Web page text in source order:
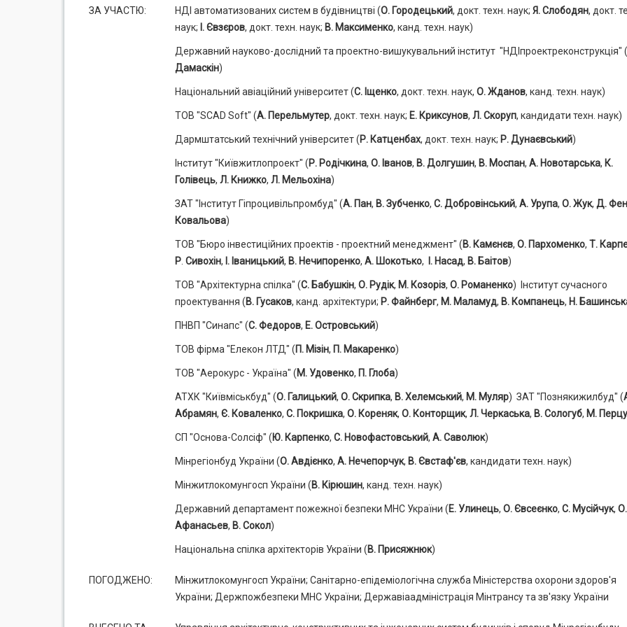
ЗА УЧАСТЮ: НДІ автоматизованих систем в будівництві (О. Городецький, докт. техн. наук; Я. Слободян, докт.
наук; І. Євзєров, докт. техн. наук; В. Максименко, канд. техн. наук)
Державний науково-дослідний та проектно-вишукувальний інститут "НДІпроектреконструкція" (
Дамаскін)
Національний авіаційний університет (С. Іщенко, докт. техн. наук, О. Жданов, канд. техн. наук)
ТОВ "SCAD Soft" (А. Перельмутер, докт. техн. наук; Е. Криксунов, Л. Скоруп, кандидати техн. наук)
Дармштатський технічний університет (Р. Катценбах, докт. техн. наук; Р. Дунаєвський)
Інститут "Київжитлопроект" (Р. Родічкина, О. Іванов, В. Долгушин, В. Моспан, А. Новотарська, К.
Голівець, Л. Книжко, Л. Мельохіна)
ЗАТ "Інститут Гіпроцивільпромбуд" (А. Пан, В. Зубченко, С. Добровінський, А. Урупа, О. Жук, Д.
Ковальова)
ТОВ "Бюро інвестиційних проектів - проектний менеджмент" (В. Камєнєв, О. Пархоменко, Т.
Р Сивохін, І. Іваницький, В. Нечипоренко, А. Шокотько, І. Насад, В. Баітов)
ТОВ "Архітектурна спілка" (С. Бабушкін, О. Рудік, М. Козоріз, О. Романенко) Інститут сучасного
проектування (В. Гусаков, канд. архітектури; Р. Файнберг, М. Маламуд, В. Компанець, Н.
ПНВП "Синапс" (С. Федоров, Е. Островський)
ТОВ фірма "Елекон ЛТД" (П. Мізін, П. Макаренко)
ТОВ "Аерокурс - Україна" (М. Удовенко, П. Глоба)
АТХК "Київміськбуд" (О. Галицький, О. Скрипка, В. Хелемський, М. Муляр) ЗАТ "Познякижилбуд" (
Абрамян, Є. Коваленко, С. Покришка, О. Кореняк, О. Конторщик, Л. Черкаська, В. Сологуб, М.
СП "Основа-Солсіф" (Ю. Карпенко, С. Новофастовський, А. Саволюк)
Мінрегіонбуд України (О. Авдієнко, А. Нечепорчук, В. Євстаф'єв, кандидати техн. наук)
Мінжитлокомунгосп України (В. Кірюшин, канд. техн. наук)
Державний департамент пожежної безпеки МНС України (Е. Улинець, О. Євсеєнко, С. Мусійчук, О.
Афанасьев, В. Сокол)
Національна спілка архітекторів України (В. Присяжнюк)
ПОГОДЖЕНО:
Мінжитлокомунгосп України; Санітарно-епідеміологічна служба Міністерства охорони здоров'я
України; Держпожбезпеки МНС України; Державіаадміністрація Мінтрансу та зв'язку України